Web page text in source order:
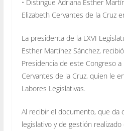
• Distingue Adriana Esther
Elizabeth Cervantes de la Cruz
La presidenta de la LXVI
Esther Martínez Sánchez,
Presidencia de este Congreso a
Cervantes de la Cruz, quien le
Labores Legislativas.
Al recibir el documento, que da
legislativo y de gestión